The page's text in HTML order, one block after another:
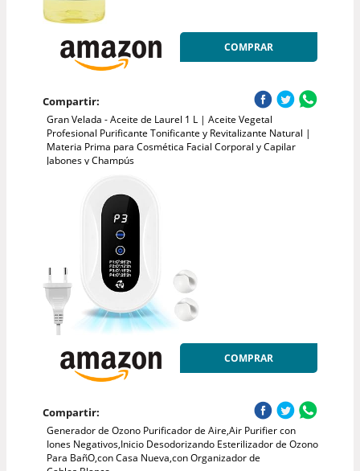
COMPRAR
Compartir:
Gran Velada - Aceite de Laurel 1 L | Aceite Vegetal
Profesional Purificante Tonificante y Revitalizante Natural |
Materia Prima para Cosmética Facial Corporal y Capilar
Jabones y Champús
COMPRAR
Compartir:
Generador de Ozono Purificador de Aire,Air Purifier con
Iones Negativos,Inicio Desodorizando Esterilizador de Ozono
Para BañO,con Casa Nueva,con Organizador de